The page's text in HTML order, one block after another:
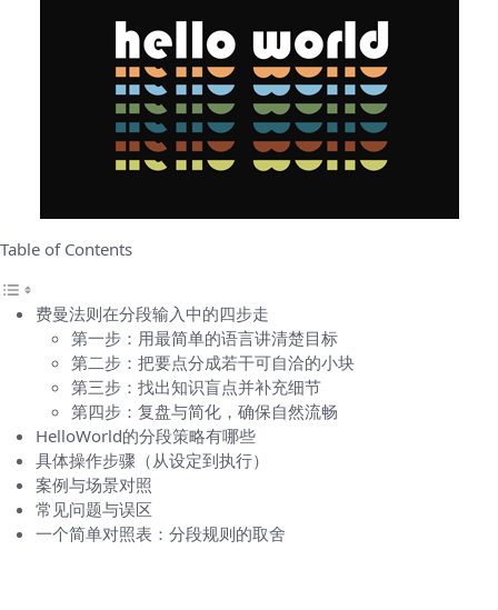
Table of Contents
费曼法则在分段输入中的四步走
第一步：用最简单的语言讲清楚目标
第二步：把要点分成若干可自洽的小块
第三步：找出知识盲点并补充细节
第四步：复盘与简化，确保自然流畅
HelloWorld的分段策略有哪些
具体操作步骤（从设定到执行）
案例与场景对照
常见问题与误区
一个简单对照表：分段规则的取舍